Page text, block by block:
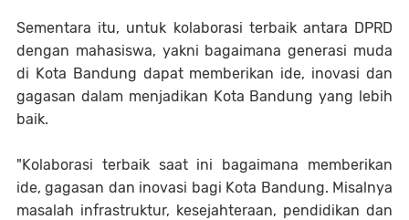
Sementara itu, untuk kolaborasi terbaik antara DPRD
dengan mahasiswa, yakni bagaimana generasi muda
di Kota Bandung dapat memberikan ide, inovasi dan
gagasan dalam menjadikan Kota Bandung yang lebih
baik.
"Kolaborasi terbaik saat ini bagaimana memberikan
ide, gagasan dan inovasi bagi Kota Bandung. Misalnya
masalah infrastruktur, kesejahteraan, pendidikan dan